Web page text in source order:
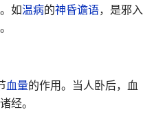
。如温病的神昏谵语，是邪入
血量的作用。当人卧后，血
经。